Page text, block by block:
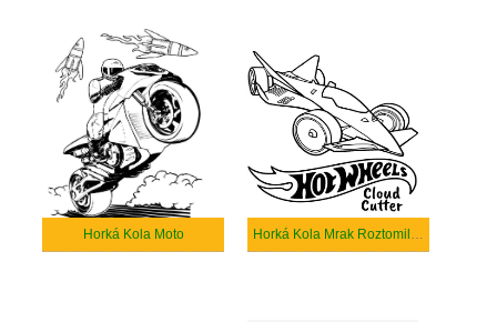
Horká Kola Moto Horká Kola Mrak Roztomilejší